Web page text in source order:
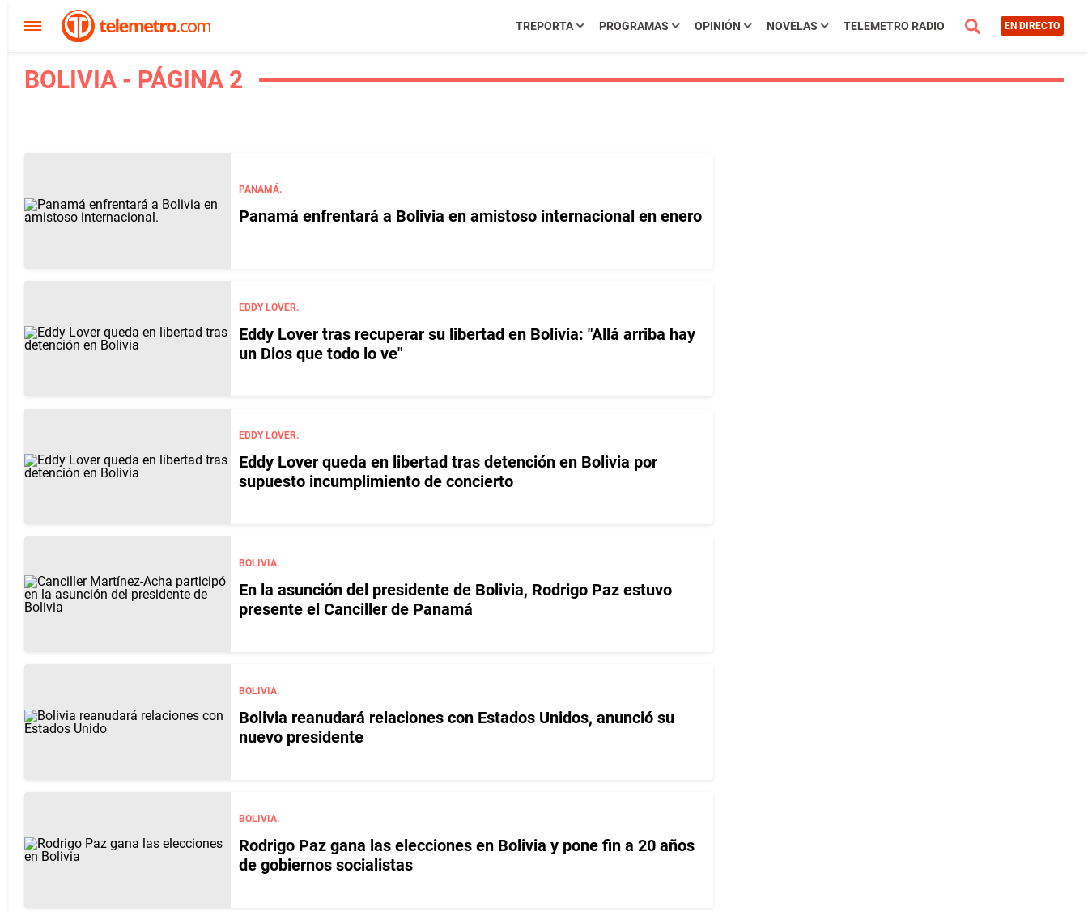
TREPORTA PROGRAMAS OPINIÓN NOVELAS TELEMETRO RADIO EN DIRECTO
BOLIVIA - PÁGINA 2
PANAMÁ.
Panamá enfrentará a Bolivia en amistoso internacional en enero
EDDY LOVER.
Eddy Lover tras recuperar su libertad en Bolivia: "Allá arriba hay
un Dios que todo lo ve"
EDDY LOVER.
Eddy Lover queda en libertad tras detención en Bolivia por
supuesto incumplimiento de concierto
BOLIVIA.
En la asunción del presidente de Bolivia, Rodrigo Paz estuvo
presente el Canciller de Panamá
BOLIVIA.
Bolivia reanudará relaciones con Estados Unidos, anunció su
nuevo presidente
BOLIVIA.
Rodrigo Paz gana las elecciones en Bolivia y pone fin a 20 años
de gobiernos socialistas